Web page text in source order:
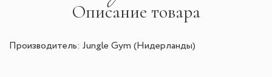
Описание товара
Производитель: Jungle Gym (Нидерланды)